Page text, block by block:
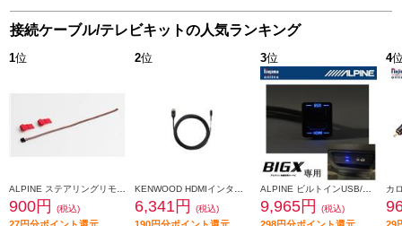
接続ケーブル/テレビキットの人気ランキング
1位
900円 (税込)
2位
6,341円 (税込)
3位
9,965円 (税込)
4